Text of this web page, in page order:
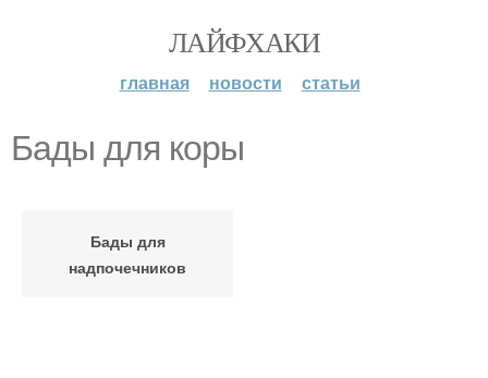
ЛАЙФХАКИ
главная новости статьи
Бады для коры
Бады для
надпочечников